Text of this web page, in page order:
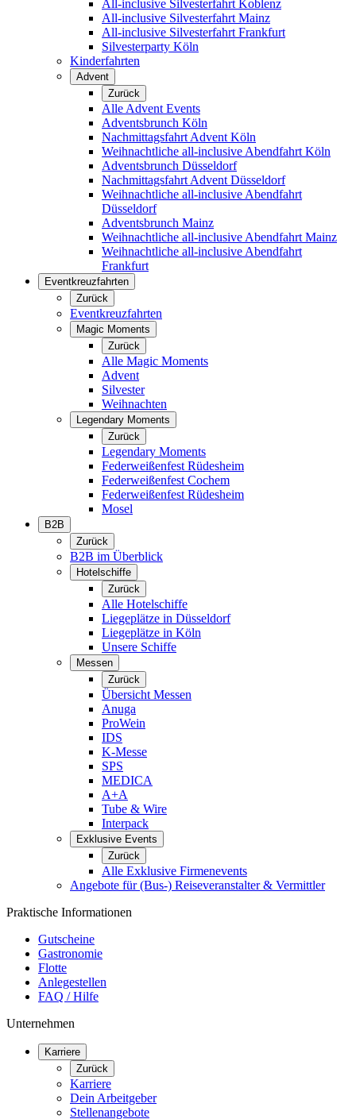
All-inclusive Silvesterfahrt Koblenz
All-inclusive Silvesterfahrt Mainz
All-inclusive Silvesterfahrt Frankfurt
Silvesterparty Köln
Kinderfahrten
Advent
Zurück
Alle Advent Events
Adventsbrunch Köln
Nachmittagsfahrt Advent Köln
Weihnachtliche all-inclusive Abendfahrt Köln
Adventsbrunch Düsseldorf
Nachmittagsfahrt Advent Düsseldorf
Weihnachtliche all-inclusive Abendfahrt
Düsseldorf
Adventsbrunch Mainz
Weihnachtliche all-inclusive Abendfahrt Mainz
Weihnachtliche all-inclusive Abendfahrt
Frankfurt
Eventkreuzfahrten
Zurück
Eventkreuzfahrten
Magic Moments
Zurück
Alle Magic Moments
Advent
Silvester
Weihnachten
Legendary Moments
Zurück
Legendary Moments
Federweißenfest Rüdesheim
Federweißenfest Cochem
Federweißenfest Rüdesheim
Mosel
B2B
Zurück
B2B im Überblick
Hotelschiffe
Zurück
Alle Hotelschiffe
Liegeplätze in Düsseldorf
Liegeplätze in Köln
Unsere Schiffe
Messen
Zurück
Übersicht Messen
Anuga
ProWein
IDS
K-Messe
SPS
MEDICA
A+A
Tube & Wire
Interpack
Exklusive Events
Zurück
Alle Exklusive Firmenevents
Angebote für (Bus-) Reiseveranstalter & Vermittler
Praktische Informationen
Gutscheine
Gastronomie
Flotte
Anlegestellen
FAQ / Hilfe
Unternehmen
Karriere
Zurück
Karriere
Dein Arbeitgeber
Stellenangebote